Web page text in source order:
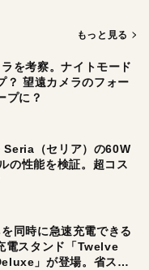
もっと見る
を考察。ナイトモード
？ 望遠カメラのフォー
プに？
Seria（セリア）の60W
の性能を検証。超コス
同時に急速充電できる
電スタンド「Twelve
」が登場。省スペ